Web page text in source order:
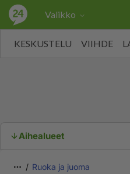
Valikko
KESKUSTELU VIIHDE
Aihealueet
Ruoka ja juoma